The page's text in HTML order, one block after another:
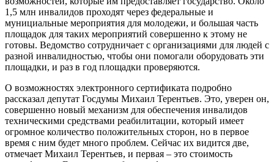
1,5 млн инвалидов проходят через федеральные и
мунициальные мероприятия для молодежи, и большая часть
площадок для таких мероприятий совершенно к этому не
готовы. Ведомство сотрудничает с организациями для людей с
разной инвалидностью, чтобы они помогали оборудовать эти
площадки, и раз в год площадки проверяются.
О возможностях электронного сертификата подробно
рассказал депутат Госдумы Михаил Терентьев. Это, уверен он,
совершенно новый механизм для обеспечения инвалидов
техническими средствами реабилитации, который имеет
огромное количество положительных сторон, но в первое
время с ним будет много проблем. Сейчас их видится две,
отмечает Михаил Терентьев, и первая – это стоимость